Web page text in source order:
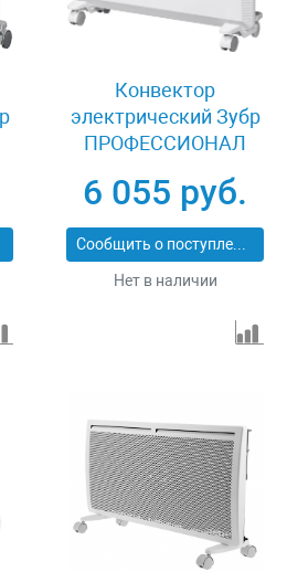
Конвектор
электрический Зубр
ПРОФЕССИОНАЛ
6 055 руб.
Сообщить о поступлении
Нет в наличии